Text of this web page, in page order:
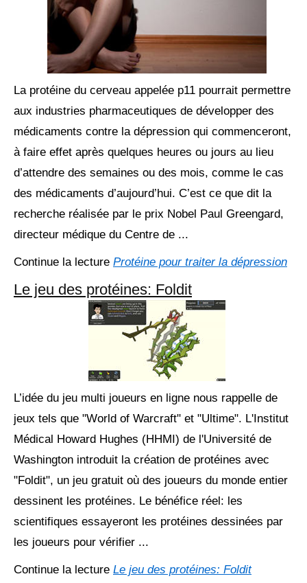
La protéine du cerveau appelée p11 pourrait permettre
aux industries pharmaceutiques de développer des
médicaments contre la dépression qui commenceront,
à faire effet après quelques heures ou jours au lieu
d’attendre des semaines ou des mois, comme le cas
des médicaments d’aujourd’hui. C’est ce que dit la
recherche réalisée par le prix Nobel Paul Greengard,
directeur médique du Centre de ...
Continue la lecture Protéine pour traiter la dépression
Le jeu des protéines: Foldit
L’idée du jeu multi joueurs en ligne nous rappelle de
jeux tels que "World of Warcraft" et "Ultime". L'Institut
Médical Howard Hughes (HHMI) de l'Université de
Washington introduit la création de protéines avec
"Foldit", un jeu gratuit où des joueurs du monde entier
dessinent les protéines. Le bénéfice réel: les
scientifiques essayeront les protéines dessinées par
les joueurs pour vérifier ...
Continue la lecture Le jeu des protéines: Foldit